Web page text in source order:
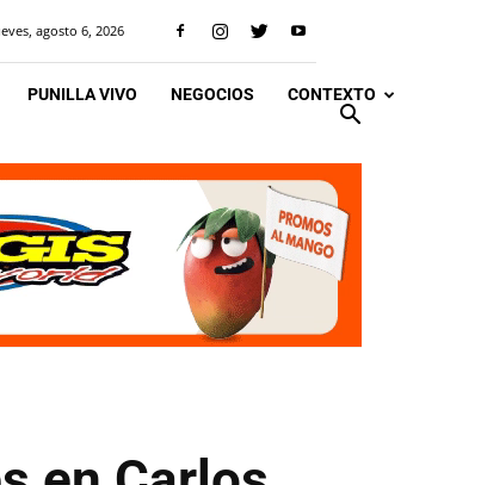
agosto 6, 2026
PUNILLA VIVO NEGOCIOS CONTEXTO